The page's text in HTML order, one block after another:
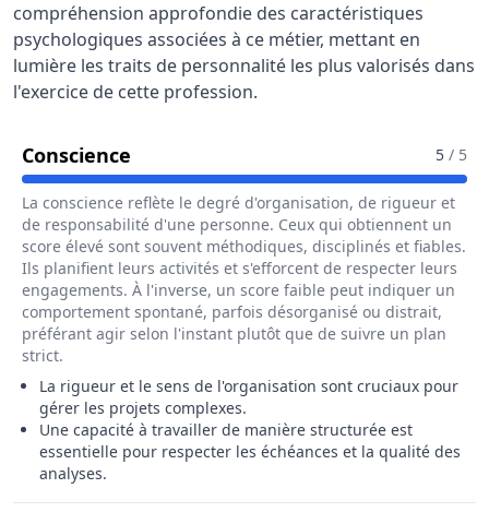
compréhension approfondie des caractéristiques
psychologiques associées à ce métier, mettant en
lumière les traits de personnalité les plus valorisés dans
l'exercice de cette profession.
Conscience Pour Le Métier De Ingénieur / 5 / 5
La conscience reflète le degré d'organisation, de rigueur et
de responsabilité d'une personne. Ceux qui obtiennent un
score élevé sont souvent méthodiques, disciplinés et fiables.
Ils planifient leurs activités et s'efforcent de respecter leurs
engagements. À l'inverse, un score faible peut indiquer un
comportement spontané, parfois désorganisé ou distrait,
préférant agir selon l'instant plutôt que de suivre un plan
strict.
La rigueur et le sens de l'organisation sont cruciaux pour
gérer les projets complexes.
Une capacité à travailler de manière structurée est
essentielle pour respecter les échéances et la qualité des
analyses.